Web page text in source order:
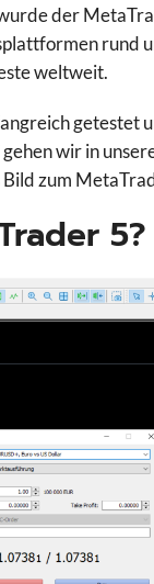
der
rund
weltweit.
getestet
wir in
zum